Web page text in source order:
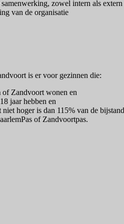
zowel intern als extern
van de organisatie
is er voor gezinnen die:
of Zandvoort wonen en
jaar hebben en
hoger is dan 115% van de
of Zandvoortpas.